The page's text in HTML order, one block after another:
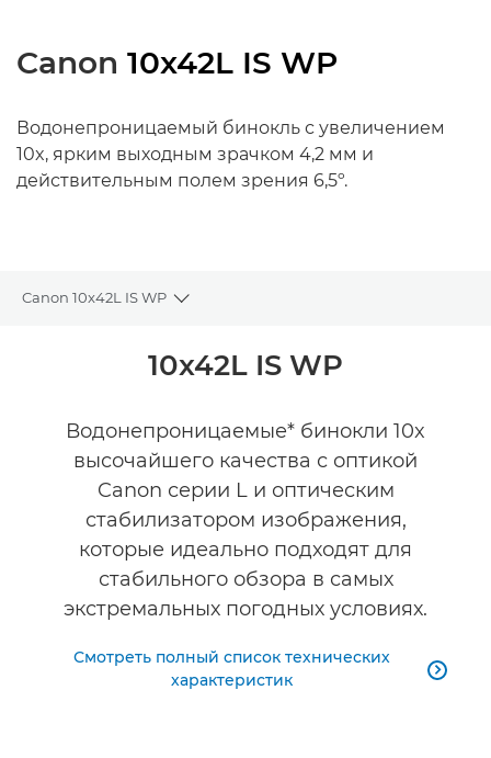
Canon 10x42L IS WP
Водонепроницаемый бинокль с увеличением
10x, ярким выходным зрачком 4,2 мм и
действительным полем зрения 6,5º.
Canon 10x42L IS WP
Toggle breadcrumbs
Общая информация10x42L IS WP
Водонепроницаемые* бинокли 10x
высочайшего качества с оптикой
Canon серии L и оптическим
стабилизатором изображения,
которые идеально подходят для
стабильного обзора в самых
экстремальных погодных условиях.
Смотреть полный список технических
характеристик
